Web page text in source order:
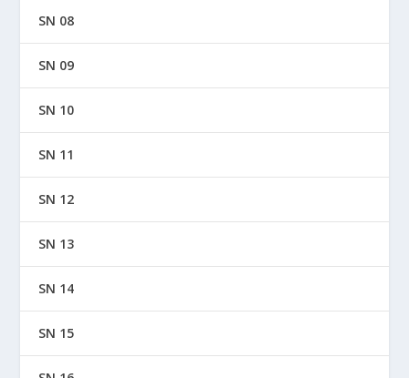
SN 08
SN 09
SN 10
SN 11
SN 12
SN 13
SN 14
SN 15